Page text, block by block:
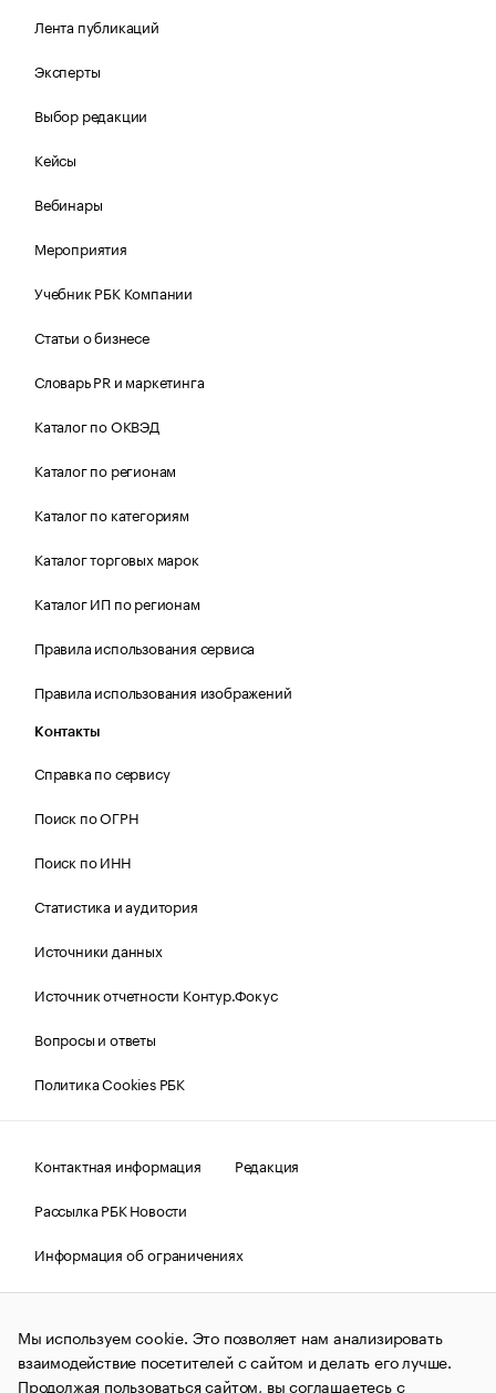
Лента публикаций
Эксперты
Выбор редакции
Кейсы
Вебинары
Мероприятия
Учебник РБК Компании
Статьи о бизнесе
Словарь PR и маркетинга
Каталог по ОКВЭД
Каталог по регионам
Каталог по категориям
Каталог торговых марок
Каталог ИП по регионам
Правила использования сервиса
Правила использования изображений
Контакты
Справка по сервису
Поиск по ОГРН
Поиск по ИНН
Статистика и аудитория
Источники данных
Источник отчетности Контур.Фокус
Вопросы и ответы
Политика Cookies РБК
Контактная информация
Редакция
Рассылка РБК Новости
Информация об ограничениях
Правовая информация
О соблюдении авторских прав
© АО «РОСБИЗНЕСКОНСАЛТИНГ»,1995–2026.Сообщения
и материалы информационного агентства «РБК»
(зарегистрировано Федеральной службой по надзору в сфере
Мы используем cookie. Это позволяет нам анализировать
взаимодействие посетителей с сайтом и делать его лучше.
Продолжая пользоваться сайтом, вы соглашаетесь с